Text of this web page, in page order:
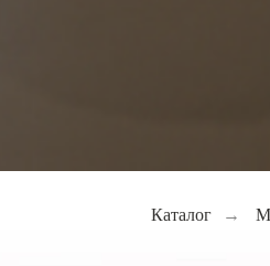
Каталог →